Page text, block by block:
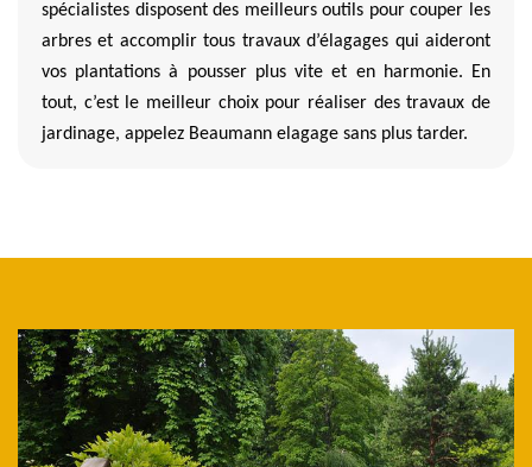
spécialistes disposent des meilleurs outils pour couper les
arbres et accomplir tous travaux d’élagages qui aideront
vos plantations à pousser plus vite et en harmonie. En
tout, c’est le meilleur choix pour réaliser des travaux de
jardinage, appelez Beaumann elagage sans plus tarder.